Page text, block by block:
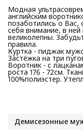
Модная
английским
позаботились о Вас,
себя внимание, в
великолепны.
правила.
Куртка - пиджак
Застёжка на три
Воротник - с
роста 176 - 72см.
100%полиэстер.
Демисезонные